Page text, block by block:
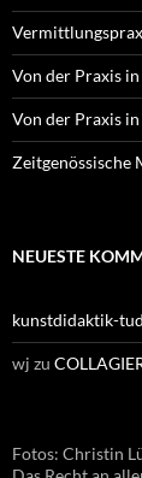
Von der Praxis
Von der Praxis
Zeitgenössische
NEUESTE
kunstdidaktik-tud
wj zu
Fotos: Christin